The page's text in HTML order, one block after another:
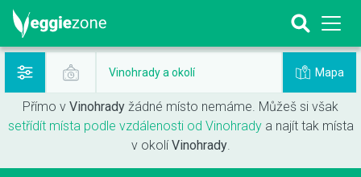
Vinohrady a okolí Mapa
Přímo v Vinohrady žádné místo nemáme. Můžeš si však
setřídít místa podle vzdálenosti od Vinohradya najít tak místa
v okolíVinohrady.